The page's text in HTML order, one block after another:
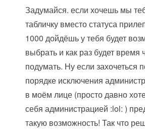
Задумайся. если хочешь мы
табличку вместо статуса
1000 дойдёшь у тебя будет
выбрать и как раз будет время
подумать. Ну если захочеться
порядке исключения
в моём лице (просто давно
себя администрацией :lol: )
такую возможность! Так что